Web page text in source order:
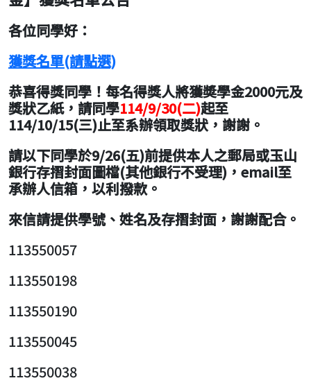
各位同學好：
獲獎名單(請點選)
恭喜得獎同學！每名得獎人將獲奬學金2000元及
獎狀乙紙，請同學114/9/30(二)起至
114/10/15(三)止至系辦領取獎狀，謝謝。
請以下同學於9/26(五)前提供本人之郵局或玉山
銀行存摺封面圖檔(其他銀行不受理)，email至
承辦人信箱，以利撥款。
來信請提供學號、姓名及存摺封面，謝謝配合。
113550057
113550198
113550190
113550045
113550038